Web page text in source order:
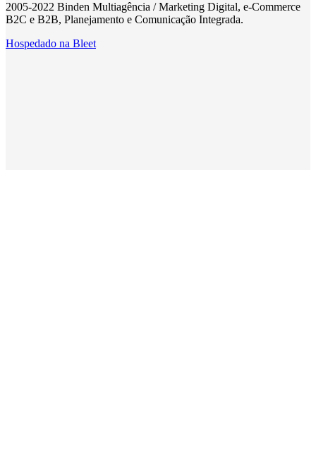
2005-2022 Binden Multiagência / Marketing Digital, e-Commerce
B2C e B2B, Planejamento e Comunicação Integrada.
Hospedado na Bleet